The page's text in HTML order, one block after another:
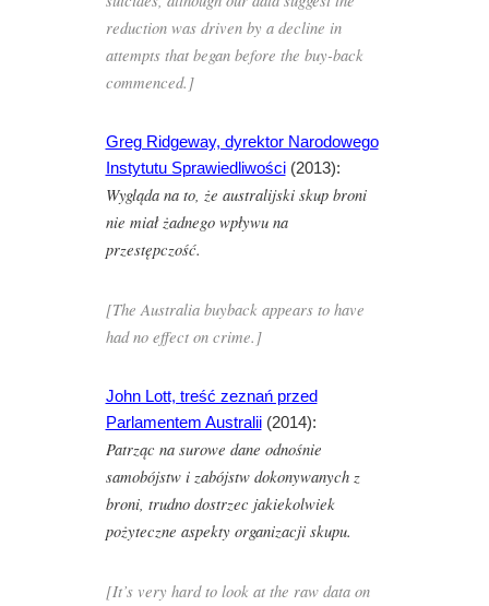
reduction was driven by a decline in
attempts that began before the buy-back
commenced.]
Greg Ridgeway, dyrektor Narodowego
Instytutu Sprawiedliwości(2013):
Wygląda na to, że australijski skup broni
nie miał żadnego wpływu na
przestępczość.
[The Australia buyback appears to have
had no effect on crime.]
John Lott, treść zeznań przed
Parlamentem Australii(2014):
Patrząc na surowe dane odnośnie
samobójstw i zabójstw dokonywanych z
broni, trudno dostrzec jakiekolwiek
pożyteczne aspekty organizacji skupu.
[It’s very hard to look at the raw data on